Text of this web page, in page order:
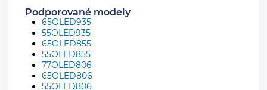
Podporované modely
65OLED935
55OLED935
65OLED855
55OLED855
77OLED806
65OLED806
55OLED806